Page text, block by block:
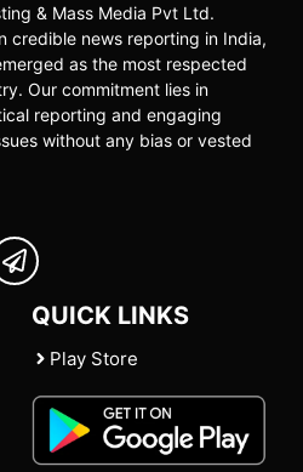
& Mass Media Pvt Ltd.
credible news reporting in India,
as the most respected
Our commitment lies in
reporting and engaging
without any bias or vested
QUICK LINKS
Play Store